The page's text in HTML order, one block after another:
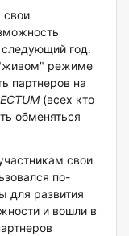
свои
следующий год.
режиме
партнеров на
(всех кто
обменяться
свои
по-
для развития
и вошли в